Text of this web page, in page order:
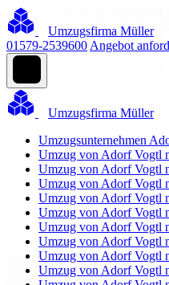
Umzugsfirma Müller
01579-2539600 Angebot
Umzugsfirma Müller
Umzugsunternehmen
Umzug von Adorf Vogtl
Umzug von Adorf Vogtl
Umzug von Adorf Vogtl
Umzug von Adorf Vogtl
Umzug von Adorf Vogtl
Umzug von Adorf Vogtl
Umzug von Adorf Vogtl
Umzug von Adorf Vogtl
Umzug von Adorf Vogtl